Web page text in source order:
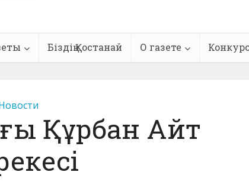
Біздің Қостанай О газете
Құрбан Айт